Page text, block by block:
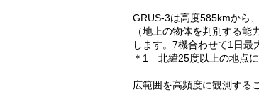
GRUS-3は高度585kmから
（地上の物体を判別する
します。7機合わせて1日最
＊1 北緯25度以上の地点
広範囲を高頻度に観測する